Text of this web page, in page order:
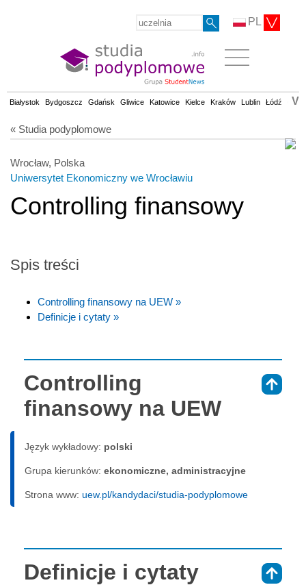
PL
Białystok Bydgoszcz Gdańsk Gliwice Katowice Kielce Kraków Lublin Łódź V
« Studia podyplomowe
Wrocław, Polska
Uniwersytet Ekonomiczny we Wrocławiu
Controlling finansowy
Spis treści
Controlling finansowy na UEW »
Definicje i cytaty »
Controlling
finansowy na UEW
Język wykładowy: polski
Grupa kierunków: ekonomiczne, administracyjne
Strona www: uew.pl/kandydaci/studia-podyplomowe
Definicje i cytaty